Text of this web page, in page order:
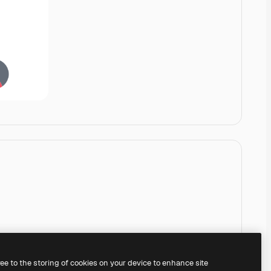
to the storing of cookies on your device to enhance site